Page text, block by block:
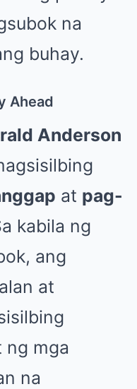
na
buhay.
Ahead
Anderson
at pag-
kabila ng
ang
at
ng mga
na